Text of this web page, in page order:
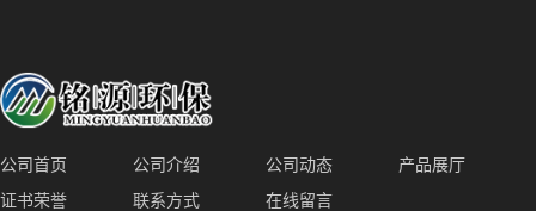
公司首页 公司介绍 公司动态
产品展厅
证书荣誉
联系方式 在线留言